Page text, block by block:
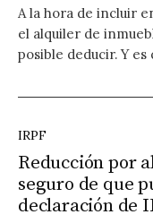
A la hora de incluir
el alquiler de
posible deducir. Y es
IRPF
Reducción por
seguro de que
declaración de